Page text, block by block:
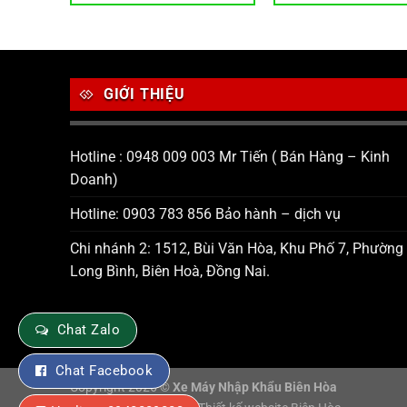
GIỚI THIỆU
Hotline : 0948 009 003 Mr Tiến ( Bán Hàng – Kinh
Doanh)
Hotline: 0903 783 856 Bảo hành – dịch vụ
Chi nhánh 2: 1512, Bùi Văn Hòa, Khu Phố 7, Phường
Long Bình, Biên Hoà, Đồng Nai.
Copyright 2026 © Xe Máy Nhập Khẩu Biên Hòa
Chat Zalo
Chat Facebook